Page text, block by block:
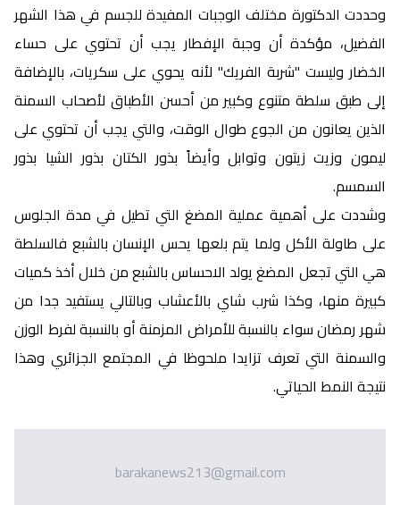
وحددت الدكتورة مختلف الوجبات المفيدة للجسم في هذا الشهر
الفضيل، مؤكدة أن وجبة الإفطار يجب أن تحتوي على حساء
الخضار وليست "شربة الفريك" لأنه يحوي على سكريات، بالإضافة
إلى طبق سلطة متنوع وكبير من أحسن الأطباق لأصحاب السمنة
الذين يعانون من الجوع طوال الوقت، والتي يجب أن تحتوي على
ليمون وزيت زيتون وتوابل وأيضاً بذور الكتان بذور الشيا بذور
السمسم.
وشددت على أهمية عملية المضغ التي تطيل في مدة الجلوس
على طاولة الأكل ولما يتم بلعها يحس الإنسان بالشبع فالسلطة
هي التي تجعل المضغ يولد الاحساس بالشبع من خلال أخذ كميات
كبيرة منها، وكذا شرب شاي بالأعشاب وبالتالي يستفيد جدا من
شهر رمضان سواء بالنسبة للأمراض المزمنة أو بالنسبة لفرط الوزن
والسمنة التي تعرف تزايدا ملحوظا في المجتمع الجزائري وهذا
نتيجة النمط الحياتي.
barakanews213@gmail.com